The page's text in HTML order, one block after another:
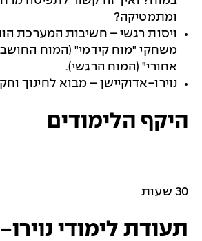
ומתמטיקה?
ויסות רגשי – חשיבות המערכת
משחקי "מוח קידמי" (המוח
אחורי" (המוח הרגשי).
נוירו-אדוקיישן – מבוא לחינוך
היקף הלימודים
30 שעות
תעודת לימודי